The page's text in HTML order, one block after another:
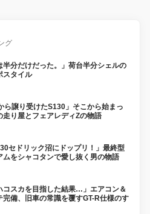
グ
半分だけだった。」荷台半分シェルの
スタイル
ら譲り受けたS130」そこから始まっ
走り屋とフェアレディZの物語
セドリック沼にドップリ！」最終型
ムをシャコタンで愛し抜く男の物語
コスカを目指した結果…」エアコン＆
完備、旧車の常識を覆すGT-R仕様のす